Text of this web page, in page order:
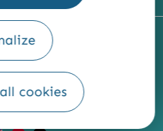
cookies
PLAN DU SITE
NOUS ?